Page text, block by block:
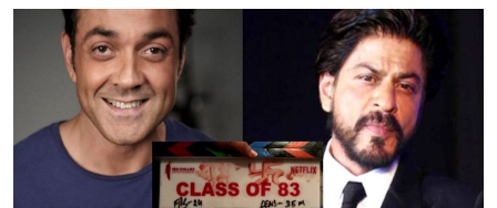
pic.twitter.com/EQD6vwZzSv
— taran adarsh (@taran_adarsh)August
6, 2020